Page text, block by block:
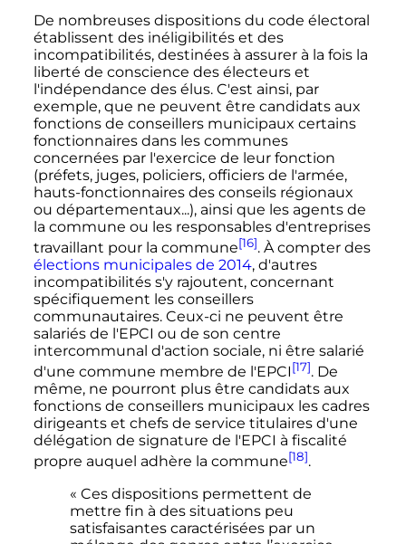
De nombreuses dispositions du code électoral
établissent des inéligibilités et des
incompatibilités, destinées à assurer à la fois la
liberté de conscience des électeurs et
l'indépendance des élus. C'est ainsi, par
exemple, que ne peuvent être candidats aux
fonctions de conseillers municipaux certains
fonctionnaires dans les communes
concernées par l'exercice de leur fonction
(préfets, juges, policiers, officiers de l'armée,
hauts-fonctionnaires des conseils régionaux
ou départementaux...), ainsi que les agents de
la commune ou les responsables d'entreprises
travaillant pour la commune[16]. À compter des
élections municipales de 2014, d'autres
incompatibilités s'y rajoutent, concernant
spécifiquement les conseillers
communautaires. Ceux-ci ne peuvent être
salariés de l'EPCI ou de son centre
intercommunal d'action sociale, ni être salarié
d'une commune membre de l'EPCI[17]. De
même, ne pourront plus être candidats aux
fonctions de conseillers municipaux les cadres
dirigeants et chefs de service titulaires d'une
délégation de signature de l'EPCI à fiscalité
propre auquel adhère la commune[18].
« Ces dispositions permettent de
mettre fin à des situations peu
satisfaisantes caractérisées par un